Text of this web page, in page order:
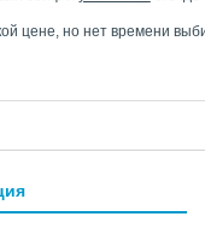
цене, но нет времени